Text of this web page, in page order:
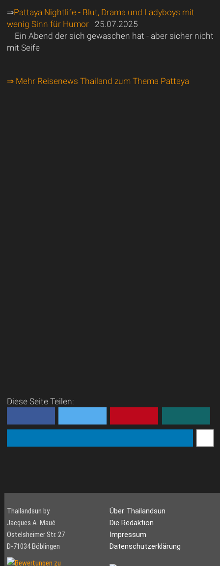
⇒Pattaya Nightlife - Blut, Drama und Ladyboys mit
wenig Sinn für Humor25.07.2025
Ein Abend der sich gewaschen hat - aber sicher nicht
mit Seife
⇒ Mehr Reisenews Thailand zum Thema Pattaya
Diese Seite Teilen:
Thailandsun by
Jacques A. Maué
Ostelsheimer Str. 27
D-71034 Böblingen
Über Thailandsun
Die Redaktion
Impressum
Datenschutzerklärung